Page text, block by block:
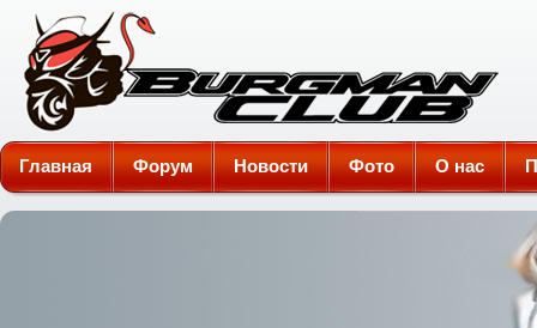
Burgman-Club
Главная Форум Новости Фото О нас